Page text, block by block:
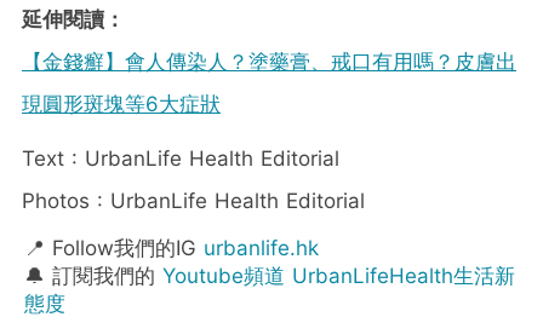
延伸閱讀：
【金錢癬】會人傳染人？塗藥膏、戒口有用嗎？皮膚出
現圓形斑塊等6大症狀
Text : UrbanLife Health Editorial
Photos : UrbanLife Health Editorial
📍 Follow我們的IG urbanlife.hk
🔔 訂閱我們的 Youtube頻道 UrbanLifeHealth生活新
態度